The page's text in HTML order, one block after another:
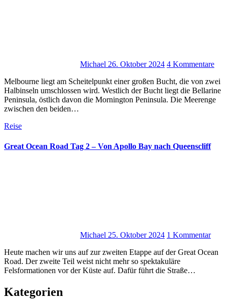
Michael 26. Oktober 2024 4 Kommentare
Melbourne liegt am Scheitelpunkt einer großen Bucht, die von zwei
Halbinseln umschlossen wird. Westlich der Bucht liegt die Bellarine
Peninsula, östlich davon die Mornington Peninsula. Die Meerenge
zwischen den beiden…
Reise
Great Ocean Road Tag 2 – Von Apollo Bay nach Queenscliff
Michael 25. Oktober 2024 1 Kommentar
Heute machen wir uns auf zur zweiten Etappe auf der Great Ocean
Road. Der zweite Teil weist nicht mehr so spektakuläre
Felsformationen vor der Küste auf. Dafür führt die Straße…
Kategorien